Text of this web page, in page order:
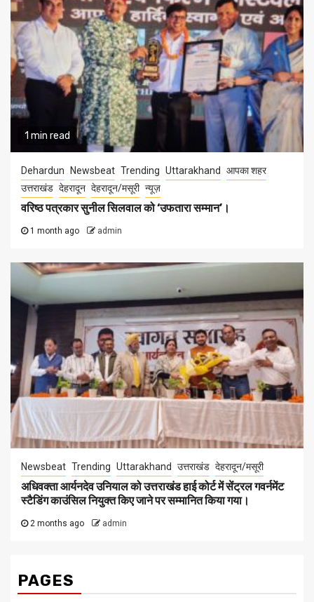
1 min read
Dehardun Newsbeat Trending Uttarakhand
आपका शहर
उत्तराखंड देहरादून देहरादून/मसूरी न्यूज़
वरिष्ठ पत्रकार सुनील सिलवाल को ‘उफतारा सम्मान’।
1 month ago admin
Newsbeat Trending Uttarakhand उत्तराखंड देहरादून/मसूरी
अधिवक्ता आर्यनदेव उनियाल को उत्तराखंड हाई कोर्ट में सेंट्रल गवर्नमेंट
स्टैडिंग काउंसिल नियुक्त किए जाने पर सम्मानित किया गया।
2 months ago admin
PAGES